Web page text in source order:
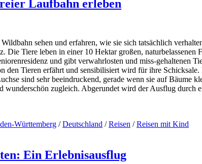
Laufbahn erleben
sehen und erfahren, wie sie sich tatsächlich
Die Tiere leben in einer 10 Hektar großen,
und gibt verwahrlosten und miss-gehaltenen
den Tieren erfährt und sensibilisiert wird für ihre
sind sehr beeindruckend, gerade wenn sie auf Bäume
wunderschön zugleich. Abgerundet wird der Ausflug
Württemberg /Deutschland /Reisen /Reisen mit Kind
Ein Erlebnisausflug